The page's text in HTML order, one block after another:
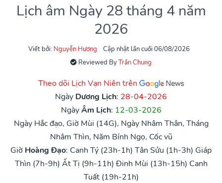
Lịch âm Ngày 28 tháng 4 năm
2026
Viết bởi: Nguyễn Hương
Cập nhật lần cuối 06/08/2026
Reviewed ByTrần Chung
Theo dõi Lịch Vạn Niên trên
Ngày Dương Lịch: 28-04-2026
NgàyÂm Lịch: 12-03-2026
Ngày Hắc đạo, Giờ Mùi (14G), Ngày Nhâm Thân, Tháng
Nhâm Thìn, Năm Bính Ngọ, Cốc vũ
Giờ Hoàng Đạo: Canh Tý (23h-1h) Tân Sửu (1h-3h) Giáp
Thìn (7h-9h) Ất Tị (9h-11h) Đinh Mùi (13h-15h) Canh
Tuất (19h-21h)